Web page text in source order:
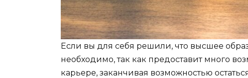
Если вы для себя решили, что высшее
необходимо, так как предоставит много
карьере, заканчивая возможностью